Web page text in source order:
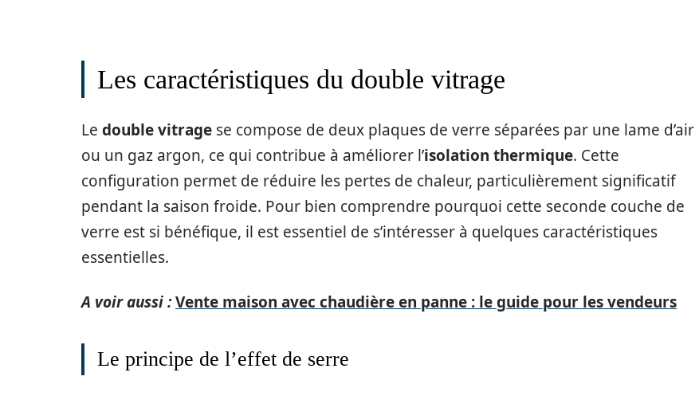
Les caractéristiques du double vitrage
Le double vitrage se compose de deux plaques de verre séparées par une lame d’air
ou un gaz argon, ce qui contribue à améliorer l’isolation thermique. Cette
configuration permet de réduire les pertes de chaleur, particulièrement significatif
pendant la saison froide. Pour bien comprendre pourquoi cette seconde couche de
verre est si bénéfique, il est essentiel de s’intéresser à quelques caractéristiques
essentielles.
A voir aussi :Vente maison avec chaudière en panne : le guide pour les vendeurs
Le principe de l’effet de serre